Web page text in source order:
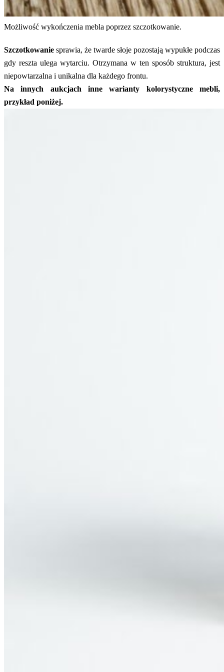
Możliwość wykończenia mebla poprzez szczotkowanie.
Szczotkowanie sprawia, że twarde słoje pozostają wypukłe podczas
gdy reszta ulega wytarciu. Otrzymana w ten sposób struktura, jest
niepowtarzalna i unikalna dla każdego frontu.
Na innych aukcjach inne warianty kolorystyczne mebli,
przykład poniżej.